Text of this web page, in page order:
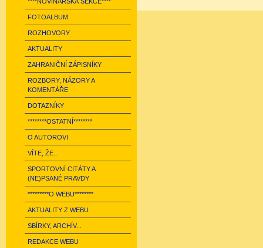
FOTOALBUM
ROZHOVORY
AKTUALITY
ZAHRANIČNÍ ZÁPISNÍKY
ROZBORY, NÁZORY A
KOMENTÁŘE
DOTAZNÍKY
********OSTATNÍ********
O AUTOROVI
VÍTE, ŽE...
SPORTOVNÍ CITÁTY A
(NE)PSANÉ PRAVDY
*********O WEBU********
AKTUALITY Z WEBU
SBÍRKY, ARCHÍV...
REDAKCE WEBU